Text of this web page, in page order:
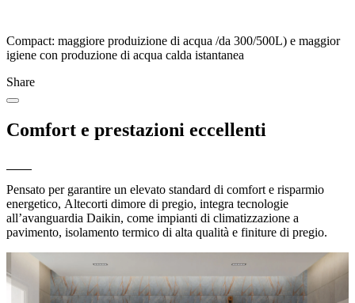
Compact: maggiore produizione di acqua /da 300/500L) e maggior
igiene con produzione di acqua calda istantanea
Share
Comfort e prestazioni eccellenti
Pensato per garantire un elevato standard di comfort e risparmio
energetico, Altecorti dimore di pregio, integra tecnologie
all’avanguardia Daikin, come impianti di climatizzazione a
pavimento, isolamento termico di alta qualità e finiture di pregio.